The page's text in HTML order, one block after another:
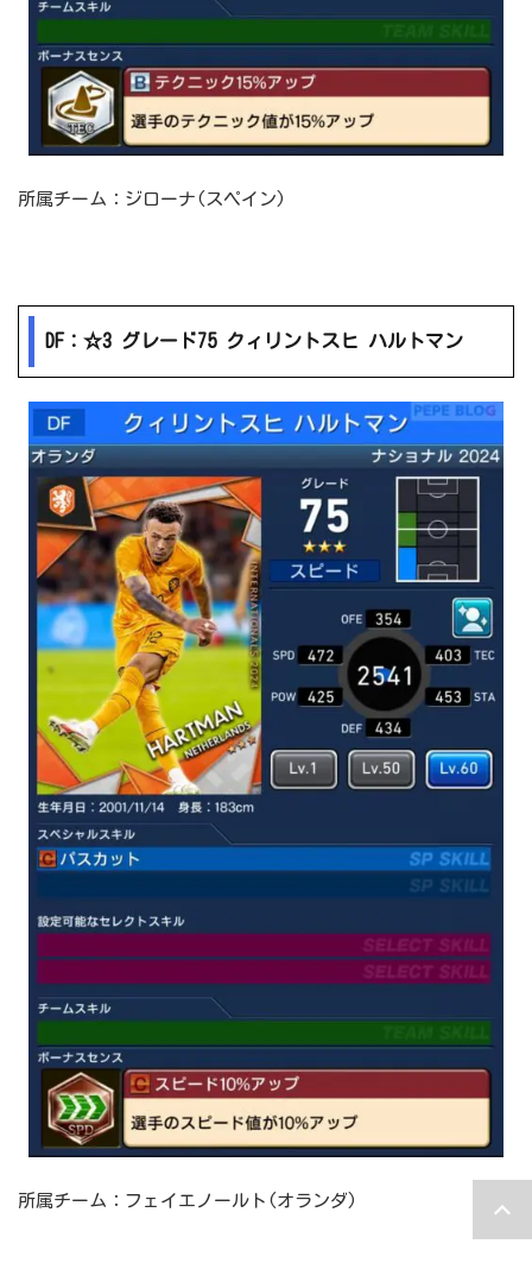
所属チーム：ジローナ(スペイン)
DF：☆3 グレード75 クィリントスヒ ハルトマン
所属チーム：フェイエノールト(オランダ)